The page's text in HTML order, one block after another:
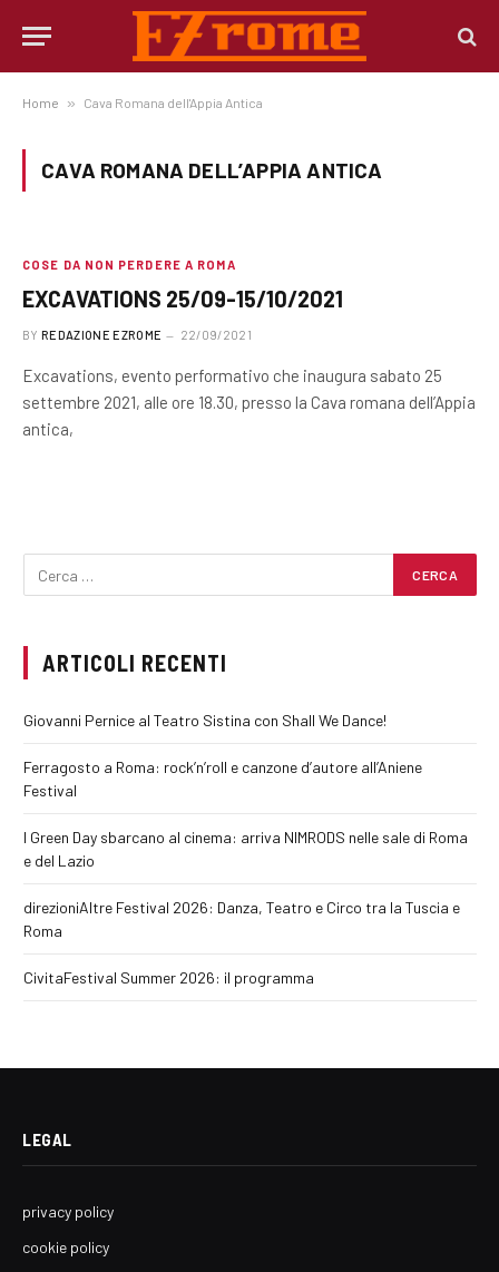
Home » Cava Romana dell'Appia Antica
CAVA ROMANA DELL’APPIA ANTICA
COSE DA NON PERDERE A ROMA
EXCAVATIONS 25/09-15/10/2021
BY REDAZIONE EZROME 22/09/2021
Excavations, evento performativo che inaugura sabato 25
settembre 2021, alle ore 18.30, presso la Cava romana dell’Appia
antica,
ARTICOLI RECENTI
Giovanni Pernice al Teatro Sistina con Shall We Dance!
Ferragosto a Roma: rock’n’roll e canzone d’autore all’Aniene
Festival
I Green Day sbarcano al cinema: arriva NIMRODS nelle sale di Roma
e del Lazio
direzioniAltre Festival 2026: Danza, Teatro e Circo tra la Tuscia e
Roma
CivitaFestival Summer 2026: il programma
LEGAL
privacy policy
cookie policy